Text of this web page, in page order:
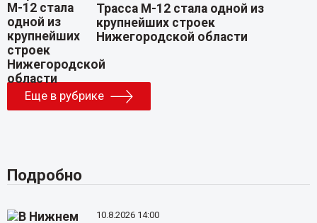
Трасса М-12 стала одной из
крупнейших строек
Нижегородской области
Еще в рубрике
Подробно
10.8.2026 14:00